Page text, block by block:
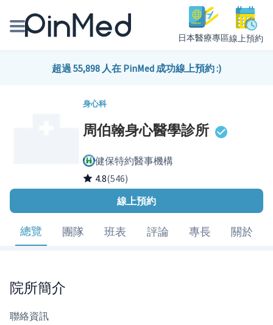
日本醫療專區線上預約
線上預約醫師、院所
我是醫療人員
超過 55,898 人在 PinMed 成功線上預約 :)
身心科
周伯翰身心醫學診所
健保特約醫事機構
4.8(546)
線上預約
總覽 團隊 班表 評論 專長 關於
院所簡介
聯絡資訊